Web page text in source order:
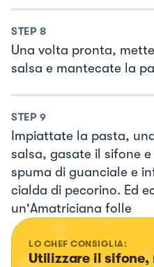
STEP 8
Una volta pronta,
salsa e mantecate la
STEP 9
Impiattate la pasta,
salsa, gasate il sifone
spuma di guanciale e
cialda di pecorino. Ed
un'Amatriciana folle
LO CHEF CONSIGLIA:
Utilizzare il sifone,